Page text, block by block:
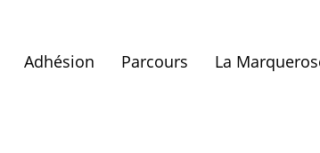
Adhésion Parcours La